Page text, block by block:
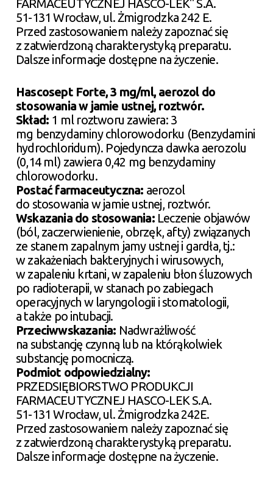
FARMACEUTYCZNEJ HASCO-LEK" S.A.
51-131 Wrocław, ul. Żmigrodzka 242 E.
Przed zastosowaniem należy zapoznać się
z zatwierdzoną charakterystyką preparatu.
Dalsze informacje dostępne na życzenie.
Hascosept Forte, 3 mg/ml, aerozol do
stosowania w jamie ustnej, roztwór.
Skład: 1 ml roztworu zawiera: 3
mg benzydaminy chlorowodorku (Benzydamini
hydrochloridum). Pojedyncza dawka aerozolu
(0,14 ml) zawiera 0,42 mg benzydaminy
chlorowodorku.
Postać farmaceutyczna: aerozol
do stosowania w jamie ustnej, roztwór.
Wskazania do stosowania:Leczenie objawów
(ból, zaczerwienienie, obrzęk, afty) związanych
ze stanem zapalnym jamy ustnej i gardła, tj.:
w zakażeniach bakteryjnych i wirusowych,
w zapaleniu krtani, w zapaleniu błon śluzowych
po radioterapii, w stanach po zabiegach
operacyjnych w laryngologii i stomatologii,
a także po intubacji.
Przeciwwskazania: Nadwrażliwość
na substancję czynną lub na którąkolwiek
substancję pomocniczą.
Podmiot odpowiedzialny:
PRZEDSIĘBIORSTWO PRODUKCJI
FARMACEUTYCZNEJ HASCO-LEK S.A.
51-131 Wrocław, ul. Żmigrodzka 242E.
Przed zastosowaniem należy zapoznać się
z zatwierdzoną charakterystyką preparatu.
Dalsze informacje dostępne na życzenie.